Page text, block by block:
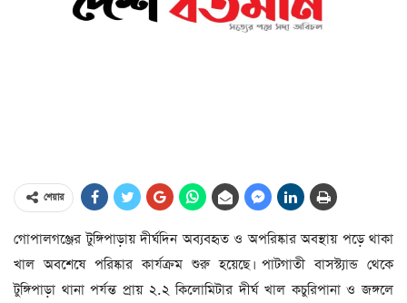
শেয়ার
গোপালগঞ্জের টুঙ্গিপাড়ায় দীর্ঘদিন অব্যবহৃত ও অপরিষ্কার অবস্থায় পড়ে থাকা
খাল অবশেষে পরিষ্কার কার্যক্রম শুরু হয়েছে। পাটগাতী বাসস্ট্যান্ড থেকে
টুঙ্গিপাড়া থানা পর্যন্ত প্রায় ২.২ কিলোমিটার দীর্ঘ খাল কচুরিপানা ও জঙ্গলে